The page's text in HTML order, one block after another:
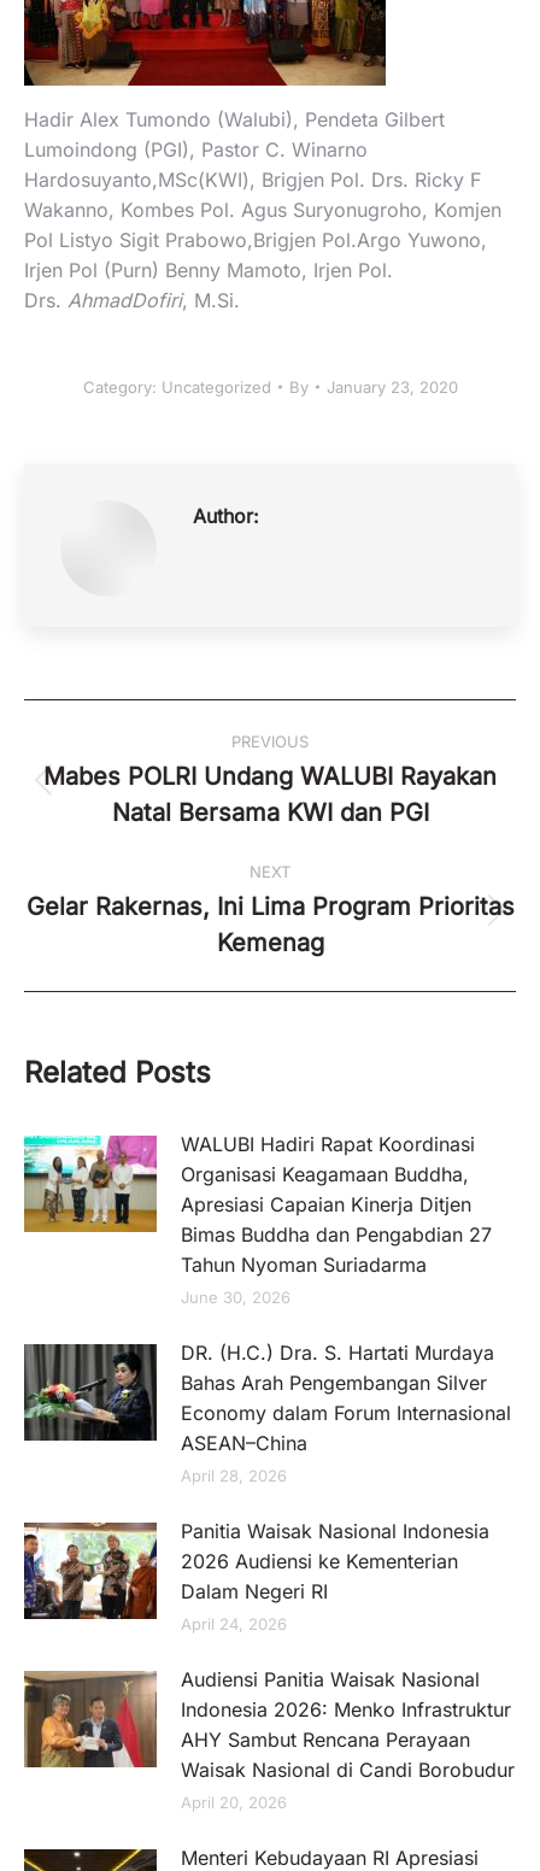
Hadir Alex Tumondo (Walubi), Pendeta Gilbert
Lumoindong (PGI), Pastor C. Winarno
Hardosuyanto,MSc(KWI), Brigjen Pol. Drs. Ricky F
Wakanno, Kombes Pol. Agus Suryonugroho, Komjen
Pol Listyo Sigit Prabowo,Brigjen Pol.Argo Yuwono,
Irjen Pol (Purn) Benny Mamoto, Irjen Pol.
Drs. AhmadDofiri, M.Si.
Category: Uncategorized By January 23, 2020
Author:
navigation
PREVIOUS
Previous
post:
Mabes POLRI Undang WALUBI Rayakan
Natal Bersama KWI dan PGI
NEXT
Next
post:
Gelar Rakernas, Ini Lima Program Prioritas
Kemenag
Related Posts
WALUBI Hadiri Rapat Koordinasi
Organisasi Keagamaan Buddha,
Apresiasi Capaian Kinerja Ditjen
Bimas Buddha dan Pengabdian 27
Tahun Nyoman Suriadarma
June 30, 2026
DR. (H.C.) Dra. S. Hartati Murdaya
Bahas Arah Pengembangan Silver
Economy dalam Forum Internasional
ASEAN–China
April 28, 2026
Panitia Waisak Nasional Indonesia
2026 Audiensi ke Kementerian
Dalam Negeri RI
April 24, 2026
Audiensi Panitia Waisak Nasional
Indonesia 2026: Menko Infrastruktur
AHY Sambut Rencana Perayaan
Waisak Nasional di Candi Borobudur
April 20, 2026
Menteri Kebudayaan RI Apresiasi